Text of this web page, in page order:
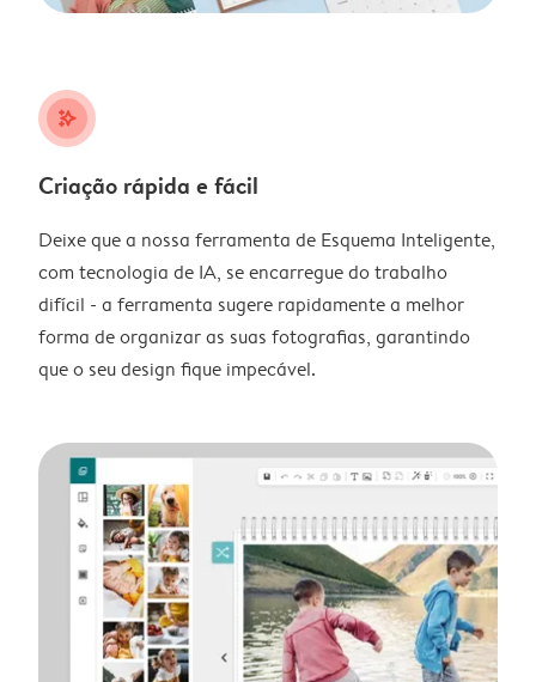
stars_plus
Criação rápida e fácil
Deixe que a nossa ferramenta de Esquema Inteligente,
com tecnologia de IA, se encarregue do trabalho
difícil - a ferramenta sugere rapidamente a melhor
forma de organizar as suas fotografias, garantindo
que o seu design fique impecável.